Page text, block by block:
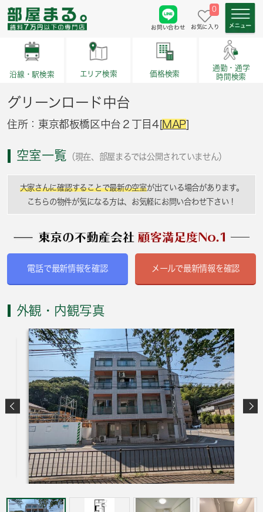
お問い合わせ
0
お気に入り
沿線・駅検索 エリア検索 価格検索
通勤・通学
時間検索
グリーンロード中台
住所：東京都板橋区中台２丁目4[MAP]
空室一覧 （現在、部屋まるでは公開されていません）
大家さんに確認することで最新の空室が出ている場合があります。
こちらの物件が気になる方は、お気軽にお問い合わせ下さい！
電話で最新情報を確認 メールで最新情報を確認
外観・内観写真